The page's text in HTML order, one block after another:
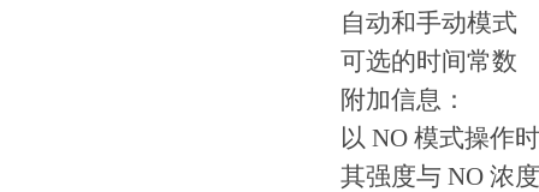
自动和手动模式
可选的时间常数
附加信息：
以 NO 模式操作
其强度与 NO 浓